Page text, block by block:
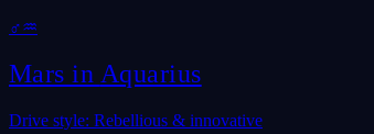
♂♒
Mars in Aquarius
Drive style: Rebellious & innovative